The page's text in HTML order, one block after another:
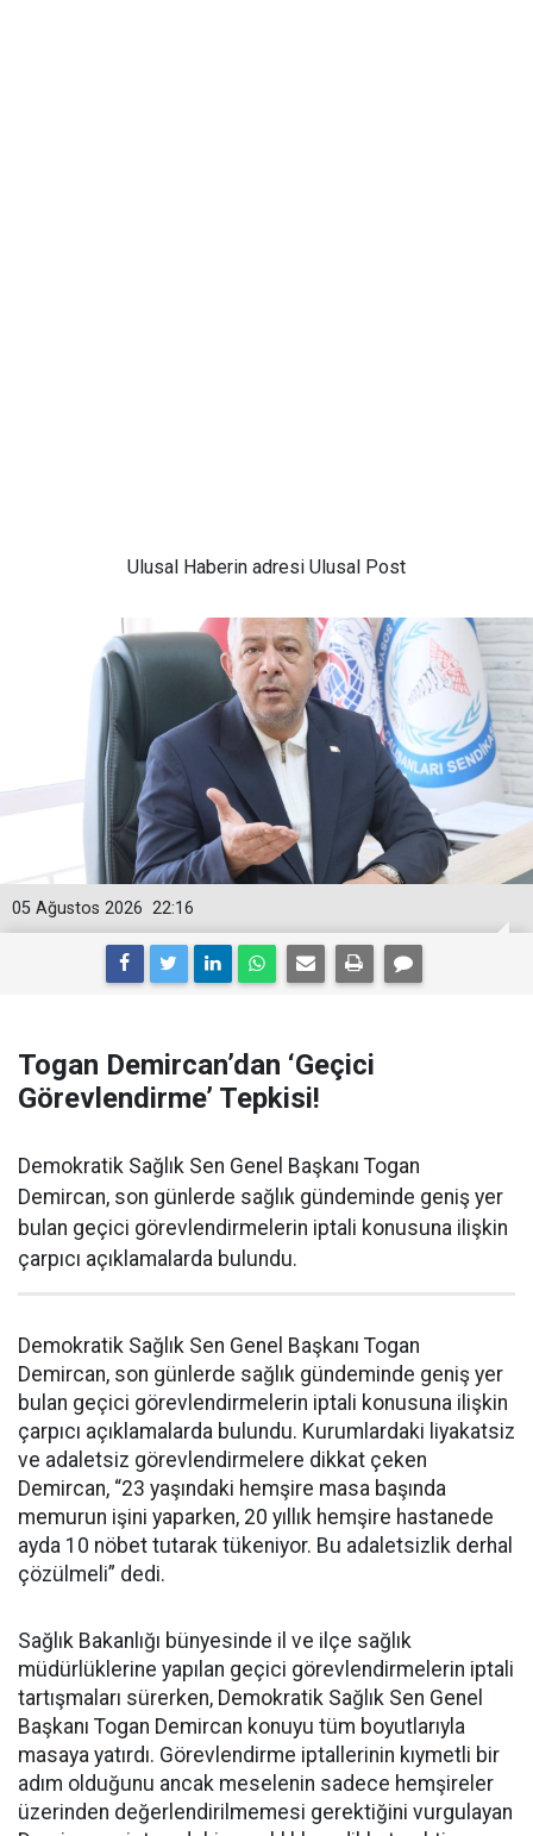
Ulusal Haberin adresi Ulusal Post
22:16
05 Ağustos 2026
Togan Demircan’dan ‘Geçici
Görevlendirme’ Tepkisi!
Demokratik Sağlık Sen Genel Başkanı Togan
Demircan, son günlerde sağlık gündeminde geniş yer
bulan geçici görevlendirmelerin iptali konusuna ilişkin
çarpıcı açıklamalarda bulundu.
Demokratik Sağlık Sen Genel Başkanı Togan
Demircan, son günlerde sağlık gündeminde geniş yer
bulan geçici görevlendirmelerin iptali konusuna ilişkin
çarpıcı açıklamalarda bulundu. Kurumlardaki liyakatsiz
ve adaletsiz görevlendirmelere dikkat çeken
Demircan, “23 yaşındaki hemşire masa başında
memurun işini yaparken, 20 yıllık hemşire hastanede
ayda 10 nöbet tutarak tükeniyor. Bu adaletsizlik derhal
çözülmeli” dedi.
Sağlık Bakanlığı bünyesinde il ve ilçe sağlık
müdürlüklerine yapılan geçici görevlendirmelerin iptali
tartışmaları sürerken, Demokratik Sağlık Sen Genel
Başkanı Togan Demircan konuyu tüm boyutlarıyla
masaya yatırdı. Görevlendirme iptallerinin kıymetli bir
adım olduğunu ancak meselenin sadece hemşireler
üzerinden değerlendirilmemesi gerektiğini vurgulayan